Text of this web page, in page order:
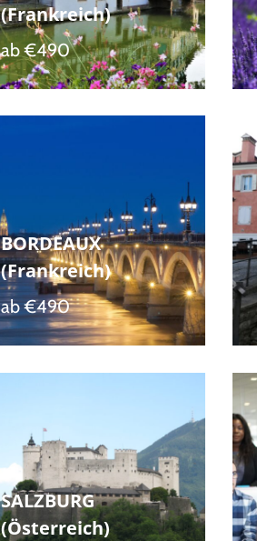
(Frankreich)
ab €490
BORDEAUX
(Frankreich)
ab €490
SALZBURG
(Österreich)